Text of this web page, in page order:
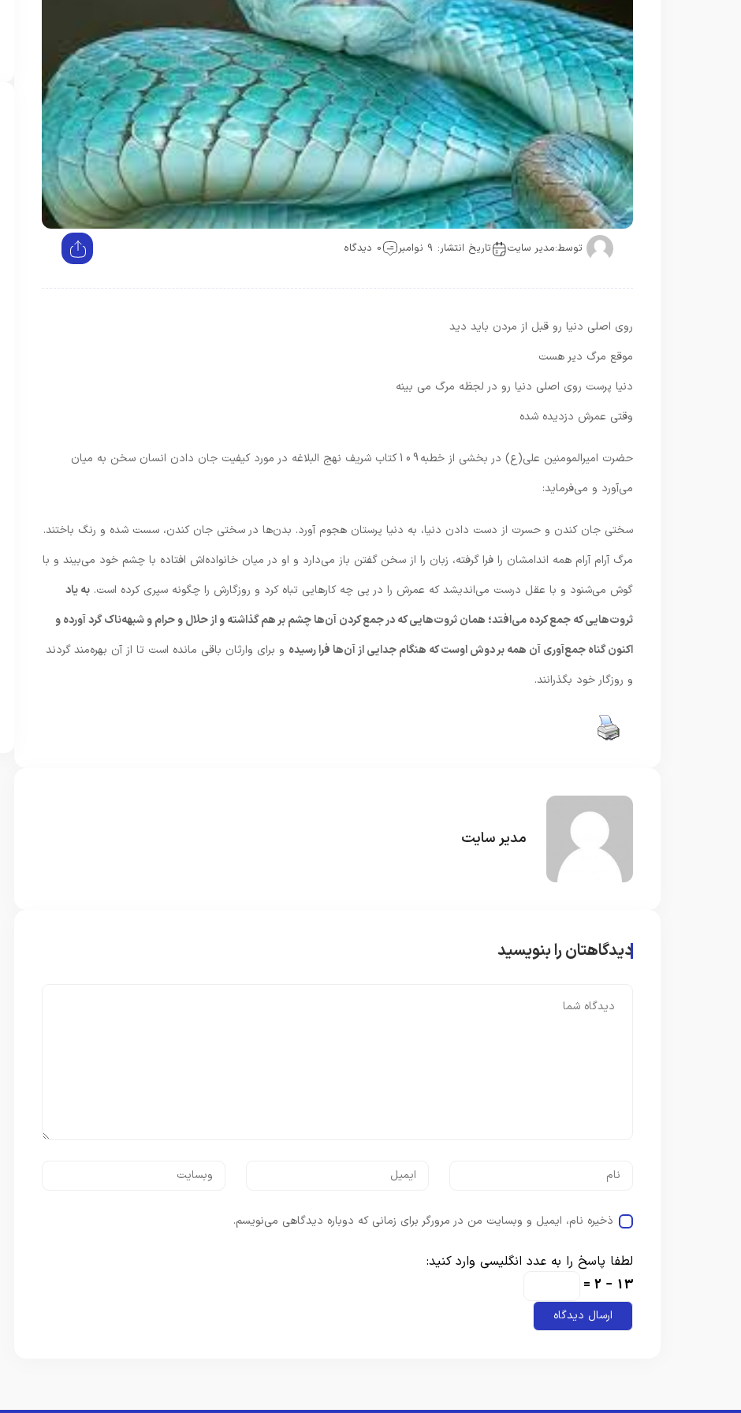
توسط:مدیر سایت تاریخ انتشار: 9 نوامبر 0 دیدگاه
روی اصلی دنیا رو قبل از مردن باید دید
موقع مرگ دیر هست
دنیا پرست روی اصلی دنیا رو در لجظه مرگ می بینه
وقتی عمرش دزدیده شده
حضرت امیرالمومنین علی(ع) در بخشی از خطبه 109 کتاب شریف نهج البلاغه در مورد کیفیت جان دادن انسان سخن به میان
می‌آورد و می‌فرماید:
سختی جان کندن و حسرت از دست دادن دنیا، به دنیا پرستان هجوم آورد. بدن‌ها در سختی جان کندن، سست شده و رنگ باختند.
مرگ آرام آرام همه اندامشان را فرا گرفته، زبان را از سخن گفتن باز می‌دارد و او در میان خانواده‌اش افتاده با چشم خود می‌بیند و با
گوش می‌شنود و با عقل درست می‌اندیشد که عمرش را در پی چه کار‌هایی تباه کرد و روزگارش را چگونه سپری کرده است. به یاد
ثروت‌هایی که جمع کرده می‌افتد؛ همان ثروت‌هایی که در جمع کردن آن‌ها چشم بر هم گذاشته و از حلال و حرام و شبهه‌ناک گرد آورده و
اکنون گناه جمع‌آوری آن همه بر دوش اوست که هنگام جدایی از آن‌ها فرا رسیده و برای وارثان باقی مانده است تا از آن بهره‌مند گردند
و روزگار خود بگذرانند.
مدیر سایت
دیدگاهتان را بنویسید
ذخیره نام، ایمیل و وبسایت من در مرورگر برای زمانی که دوباره دیدگاهی می‌نویسم.
لطفا پاسخ را به عدد انگلیسی وارد کنید:
13 − 2 =